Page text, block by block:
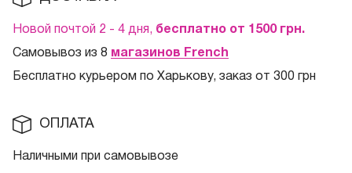
Новой почтой 2 - 4 дня, бесплатно от 1500 грн.
Самовывоз из 8 магазинов French
Бесплатно курьером по Харькову, заказ от 300 грн
ОПЛАТА
Наличными при самовывозе